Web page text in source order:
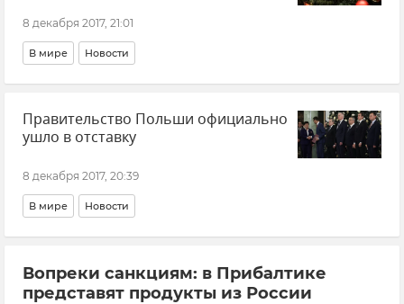
8 декабря 2017, 21:01
В мире Новости
Правительство Польши официально
ушло в отставку
8 декабря 2017, 20:39
В мире Новости
Вопреки санкциям: в Прибалтике
представят продукты из России